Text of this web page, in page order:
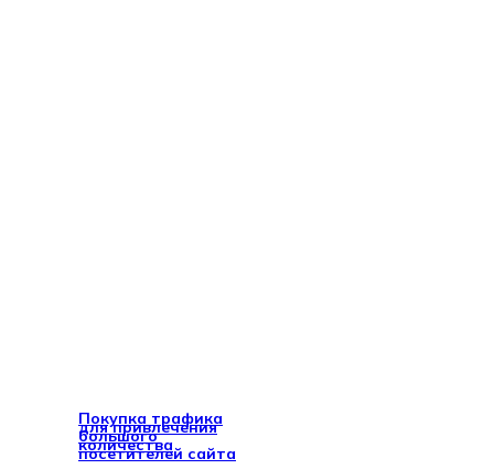
Покупка трафика
для привлечения
большого
количества
посетителей сайта